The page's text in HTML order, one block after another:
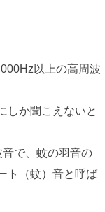
以上の高周波
しか聞こえないと
で、蚊の羽音の
ト（蚊）音と呼ば